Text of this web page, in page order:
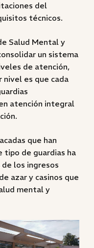
del
técnicos.
Salud Mental y
un sistema
de atención,
es que cada
atención integral
que han
de guardias ha
los ingresos
azar y casinos que
mental y